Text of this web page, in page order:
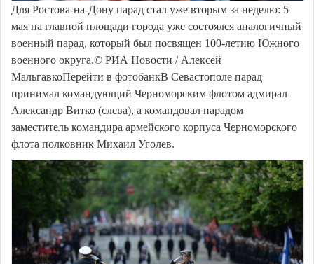
Для Ростова-на-Дону парад стал уже вторым за неделю: 5
мая на главной площади города уже состоялся аналогичный
военный парад, который был посвящен 100-летию Южного
военного округа.© РИА Новости / Алексей
МальгавкоПерейти в фотобанкВ Севастополе парад
принимал командующий Черноморским флотом адмирал
Александр Витко (слева), а командовал парадом
заместитель командира армейского корпуса Черноморского
флота полковник Михаил Уголев.